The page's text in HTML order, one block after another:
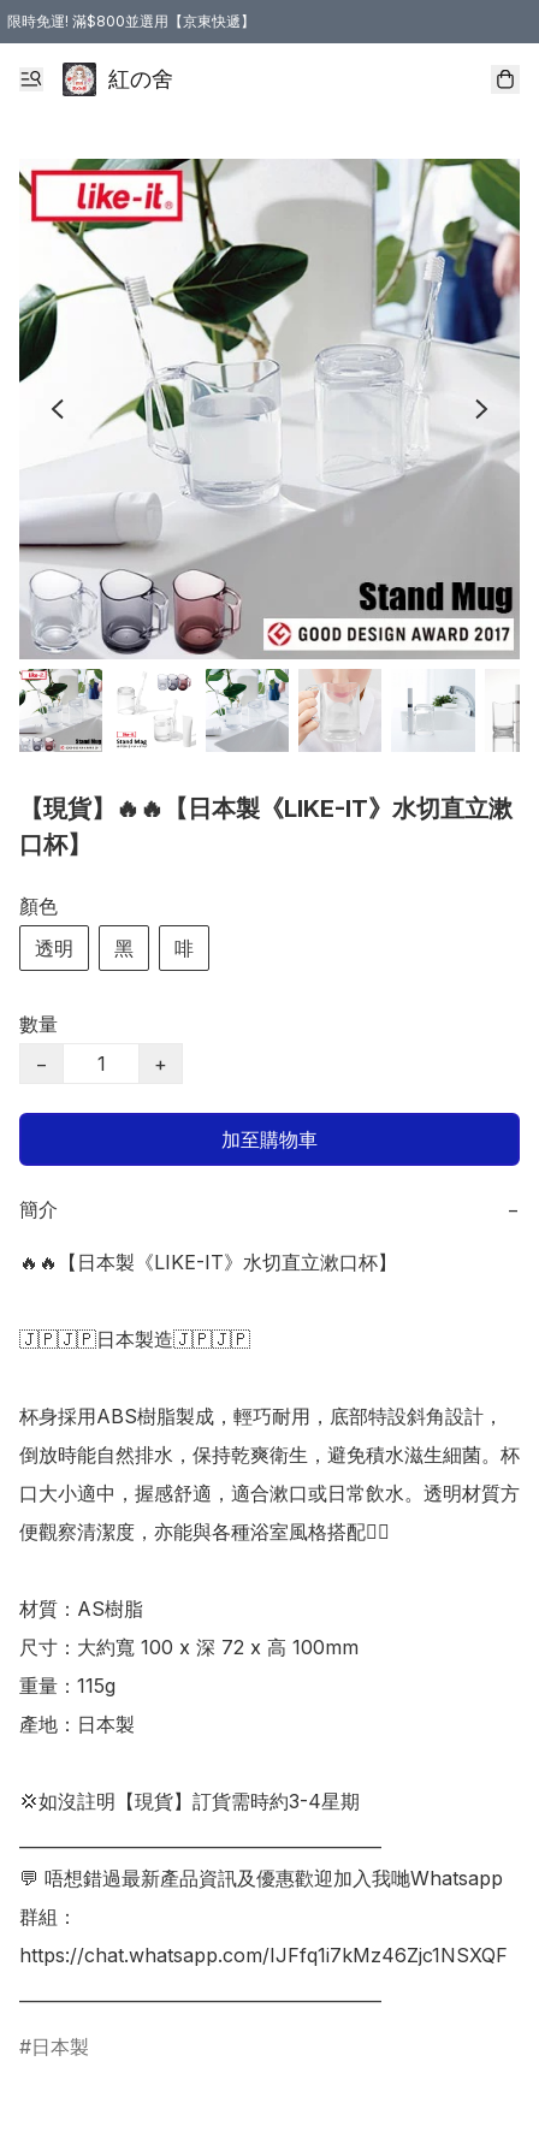
限時免運! 滿$800並選用【京東快遞】
紅の舍
【現貨】🔥🔥【日本製《LIKE-IT》水切直立漱
口杯】
顏色
透明
黑 啡
數量
−
+
加至購物車
簡介 −
🔥🔥【日本製《LIKE-IT》水切直立漱口杯】
🇯🇵🇯🇵日本製造🇯🇵🇯🇵
杯身採用ABS樹脂製成，輕巧耐用，底部特設斜角設計，
倒放時能自然排水，保持乾爽衛生，避免積水滋生細菌。杯
口大小適中，握感舒適，適合漱口或日常飲水。透明材質方
便觀察清潔度，亦能與各種浴室風格搭配👍🏻
材質：AS樹脂
尺寸：大約寬 100 x 深 72 x 高 100mm
重量：115g
產地：日本製
💢如沒註明【現貨】訂貨需時約3-4星期
💬 唔想錯過最新產品資訊及優惠歡迎加入我哋Whatsapp
群組：
https://chat.whatsapp.com/IJFfq1i7kMz46Zjc1NSXQF
日本製